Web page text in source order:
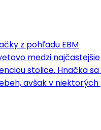
z pohľadu EBM
medzi
stolice. Hnačka
avšak v